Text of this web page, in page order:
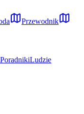
Przewodnik
PoradnikiLudzie